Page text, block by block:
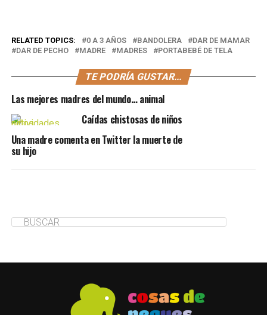
RELATED TOPICS: 0 A 3 AÑOS BANDOLERA
DAR DE MAMAR
DAR DE PECHO
MADRE MADRES PORTABEBÉ DE TELA
TE PODRÍA GUSTAR...
Las mejores madres del mundo… animal
Caídas chistosas de niños
Una madre comenta en Twitter la muerte de
su hijo